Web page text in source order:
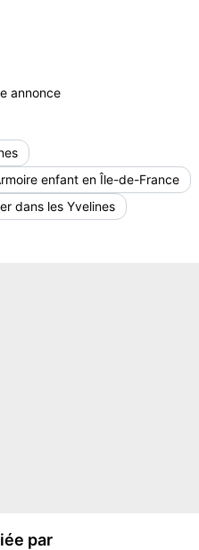
annonce
enfant en Île-de-France
dans les Yvelines
par